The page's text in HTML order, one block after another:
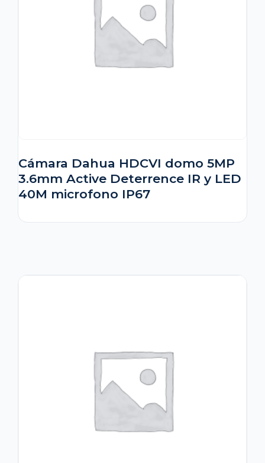
Cámara Dahua HDCVI domo 5MP
3.6mm Active Deterrence IR y LED
40M microfono IP67